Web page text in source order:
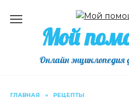
содержаниюМой
Онлайн энциклопедия
ГЛАВНАЯ » РЕЦЕПТЫ